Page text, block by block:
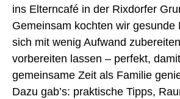
ins Elterncafé in der Rixdorfer
Gemeinsam kochten wir gesunde
sich mit wenig Aufwand
vorbereiten lassen – perfekt,
gemeinsame Zeit als Familie
Dazu gab’s: praktische Tipps,